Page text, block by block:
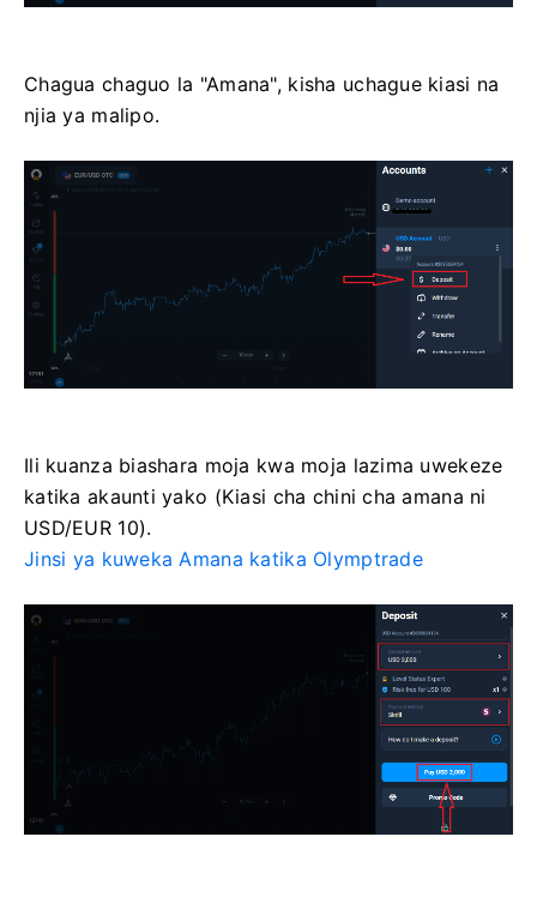
Chagua chaguo la "Amana", kisha uchague kiasi na
njia ya malipo.
Ili kuanza biashara moja kwa moja lazima uwekeze
katika akaunti yako (Kiasi cha chini cha amana ni
USD/EUR 10).
Jinsi ya kuweka Amana katika Olymptrade